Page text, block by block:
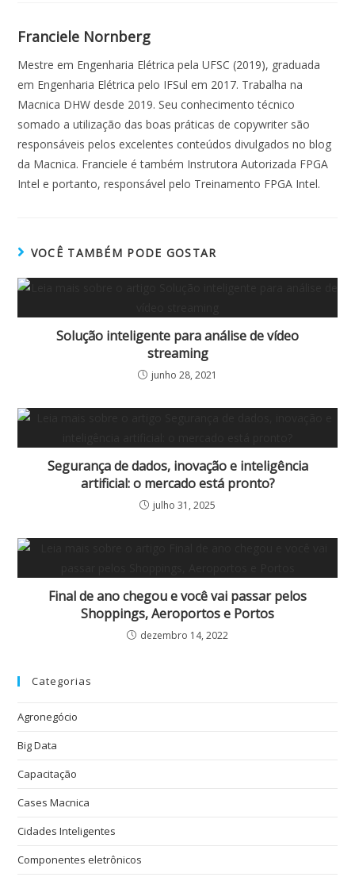
Franciele Nornberg
Mestre em Engenharia Elétrica pela UFSC (2019), graduada
em Engenharia Elétrica pelo IFSul em 2017. Trabalha na
Macnica DHW desde 2019. Seu conhecimento técnico
somado a utilização das boas práticas de copywriter são
responsáveis pelos excelentes conteúdos divulgados no blog
da Macnica. Franciele é também Instrutora Autorizada FPGA
Intel e portanto, responsável pelo Treinamento FPGA Intel.
VOCÊ TAMBÉM PODE GOSTAR
Solução inteligente para análise de vídeo
streaming
junho 28, 2021
Segurança de dados, inovação e inteligência
artificial: o mercado está pronto?
julho 31, 2025
Final de ano chegou e você vai passar pelos
Shoppings, Aeroportos e Portos
dezembro 14, 2022
Categorias
Agronegócio
Big Data
Capacitação
Cases Macnica
Cidades Inteligentes
Componentes eletrônicos